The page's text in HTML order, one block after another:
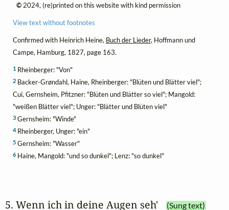
©2024, (re)printed on this website with kind permission
View text without footnotes
Confirmed with Heinrich Heine, Buch der Lieder, Hoffmann und
Campe, Hamburg, 1827, page 163.
1Rheinberger: "Von"
2Backer-Grøndahl, Haine, Rheinberger: "Blüten und Blätter viel";
Cui, Gernsheim, Pfitzner: "Blüten und Blätter so viel"; Mangold:
"weißen Blätter viel"; Unger: "Blätter und Blüten viel"
3Gernsheim: "Winde"
4Rheinberger, Unger: "ein"
5Gernsheim: "Wasser"
6Haine, Mangold: "und so dunkel"; Lenz: "so dunkel"
5. Wenn ich in deine Augen seh' (Sung text)